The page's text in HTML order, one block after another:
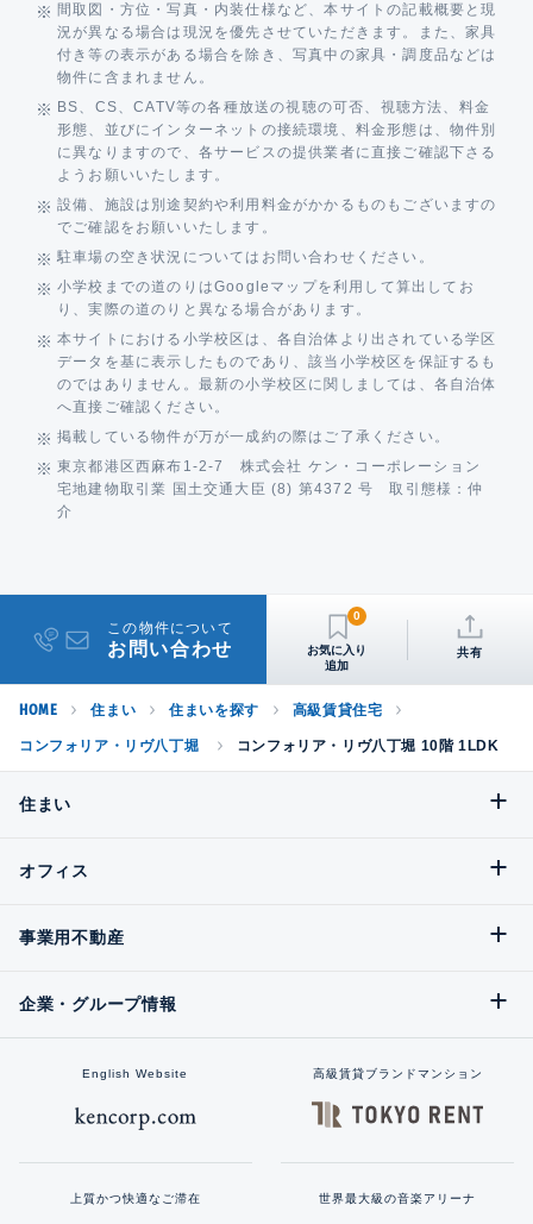
間取図・方位・写真・内装仕様など、本サイトの記載概要と現
況が異なる場合は現況を優先させていただきます。また、家具
付き等の表示がある場合を除き、写真中の家具・調度品などは
物件に含まれません。
BS、CS、CATV等の各種放送の視聴の可否、視聴方法、料金
形態、並びにインターネットの接続環境、料金形態は、物件別
に異なりますので、各サービスの提供業者に直接ご確認下さる
ようお願いいたします。
設備、施設は別途契約や利用料金がかかるものもございますの
でご確認をお願いいたします。
駐車場の空き状況についてはお問い合わせください。
小学校までの道のりはGoogleマップを利用して算出してお
り、実際の道のりと異なる場合があります。
本サイトにおける小学校区は、各自治体より出されている学区
データを基に表示したものであり、該当小学校区を保証するも
のではありません。最新の小学校区に関しましては、各自治体
へ直接ご確認ください。
掲載している物件が万が一成約の際はご了承ください。
東京都港区西麻布1-2-7 株式会社 ケン・コーポレーション
宅地建物取引業 国土交通大臣 (8) 第4372 号 取引態様：仲
介
この物件について
お問い合わせ
0
共有
HOME 住まい 住まいを探す 高級賃貸住宅
コンフォリア・リヴ八丁堀 コンフォリア・リヴ八丁堀 10階 1LDK
住まい
オフィス
事業用不動産
企業・グループ情報
English Website 高級賃貸ブランドマンション
上質かつ快適なご滞在 世界最大級の音楽アリーナ